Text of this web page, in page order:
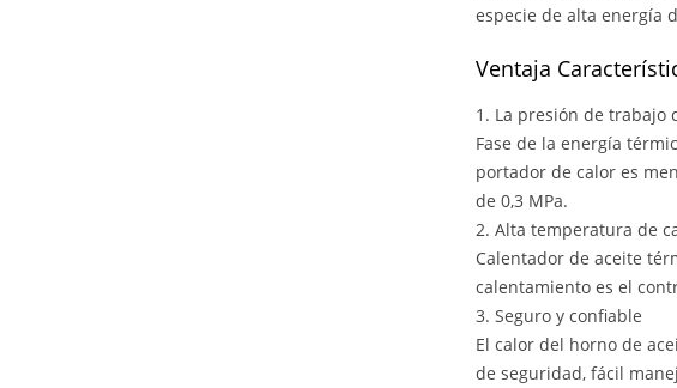
especie de alta energía
Ventaja
1. La presión de trabajo
Fase de la energía
portador de calor es
de 0,3 MPa.
2. Alta temperatura de
Calentador de aceite
calentamiento es el
3. Seguro y confiable
El calor del horno de
de seguridad, fácil